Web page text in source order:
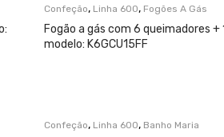
Confeção, Linha 600, Fogões A Gás
Fogão a gás com 6 queimadores +
modelo: K6GCU15FF
Confeção, Linha 600, Banho Maria